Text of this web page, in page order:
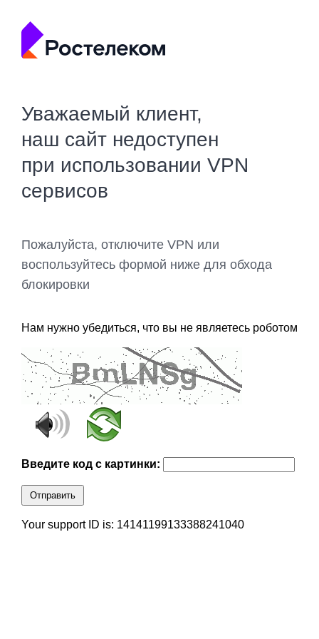
Уважаемый клиент,
наш сайт недоступен
при использовании VPN
сервисов
Пожалуйста, отключите VPN или
воспользуйтесь формой ниже для обхода
блокировки
Нам нужно убедиться, что вы не являетесь роботом
Введите код с картинки:
Отправить
Your support ID is: 14141199133388241040